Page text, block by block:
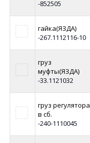
-852505
гайка(ЯЗДА)
-267.1112116-10
груз
муфты(ЯЗДА)
-33.1121032
груз регулятора
в сб.
-240-1110045